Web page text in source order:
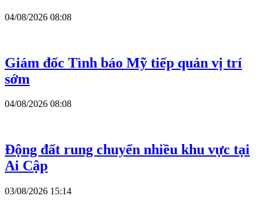
04/08/2026 08:08
Giám đốc Tình báo Mỹ tiếp quản vị trí
sớm
04/08/2026 08:08
Động đất rung chuyển nhiều khu vực tại
Ai Cập
03/08/2026 15:14